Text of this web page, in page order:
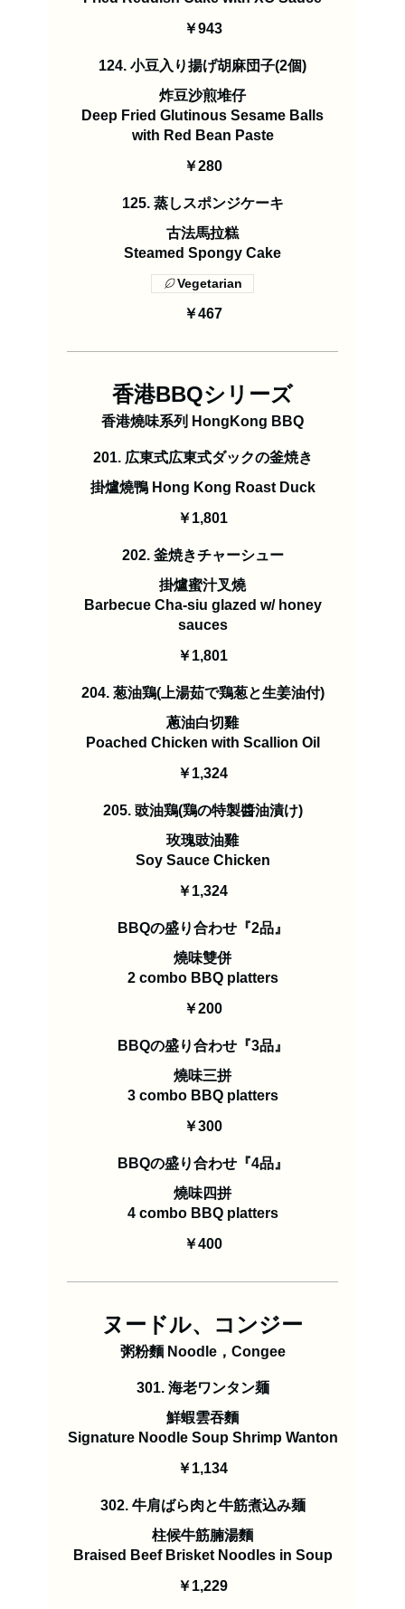
￥943
124. 小豆入り揚げ胡麻団子(2個)
炸豆沙煎堆仔
Deep Fried Glutinous Sesame Balls
with Red Bean Paste
￥280
125. 蒸しスポンジケーキ
古法馬拉糕
Steamed Spongy Cake
￥467
Vegetarian
香港BBQシリーズ
香港燒味系列 HongKong BBQ
201. 広東式広東式ダックの釜焼き
掛爐燒鴨 Hong Kong Roast Duck
￥1,801
202. 釜焼きチャーシュー
掛爐蜜汁叉燒
Barbecue Cha-siu glazed w/ honey
sauces
￥1,801
204. 葱油鶏(上湯茹で鶏葱と生姜油付)
蔥油白切雞
Poached Chicken with Scallion Oil
￥1,324
205. 豉油鶏(鶏の特製醬油漬け)
玫瑰豉油雞
Soy Sauce Chicken
￥1,324
BBQの盛り合わせ『2品』
燒味雙併
2 combo BBQ platters
￥200
BBQの盛り合わせ『3品』
燒味三拼
3 combo BBQ platters
￥300
BBQの盛り合わせ『4品』
燒味四拼
4 combo BBQ platters
￥400
ヌードル、コンジー
粥粉麵 Noodle，Congee
301. 海老ワンタン麺
鮮蝦雲吞麵
Signature Noodle Soup Shrimp Wanton
￥1,134
302. 牛肩ばら肉と牛筋煮込み麺
柱候牛筋腩湯麵
Braised Beef Brisket Noodles in Soup
￥1,229